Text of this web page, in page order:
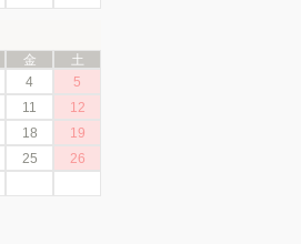
金
土
4
5
11
12
18
19
25
26